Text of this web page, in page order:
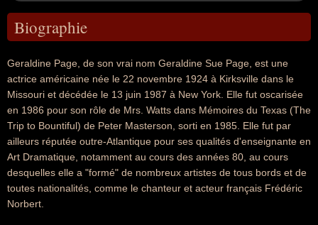
Biographie
Geraldine Page, de son vrai nom Geraldine Sue Page, est une
actrice américaine née le 22 novembre 1924 à Kirksville dans le
Missouri et décédée le 13 juin 1987 à New York. Elle fut oscarisée
en 1986 pour son rôle de Mrs. Watts dans Mémoires du Texas (The
Trip to Bountiful) de Peter Masterson, sorti en 1985. Elle fut par
ailleurs réputée outre-Atlantique pour ses qualités d'enseignante en
Art Dramatique, notamment au cours des années 80, au cours
desquelles elle a "formé" de nombreux artistes de tous bords et de
toutes nationalités, comme le chanteur et acteur français Frédéric
Norbert.